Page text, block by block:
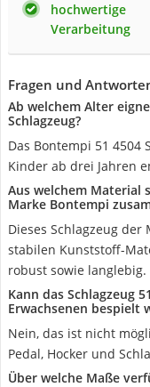
hochwertige
Verarbeitung
Fragen und
Ab welchem Alter
Schlagzeug?
Das Bontempi 51
Kinder ab drei Jahren
Aus welchem Material
Marke Bontempi
Dieses Schlagzeug
stabilen Kunststoff-
robust sowie langlebig.
Kann das Schlagzeug
Erwachsenen bespielt
Nein, das ist nicht
Pedal, Hocker und
Über welche Maße